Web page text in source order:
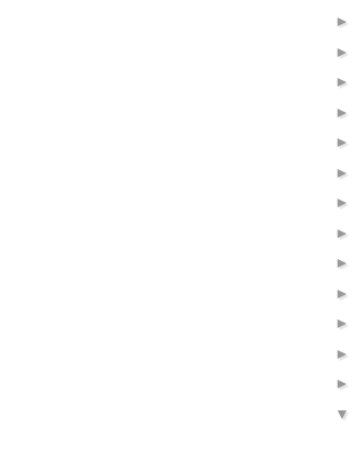
►
►
►
►
►
►
►
►
►
►
►
►
►
▼